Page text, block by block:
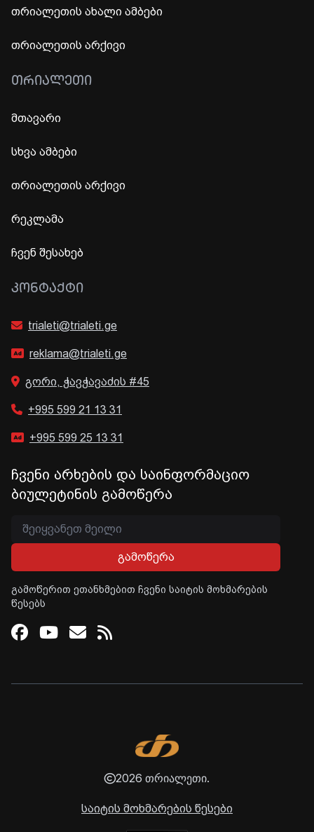
თრიალეთის ახალი ამბები
თრიალეთის არქივი
ᲗᲠᲘᲐᲚᲔᲗᲘ
მთავარი
სხვა ამბები
თრიალეთის არქივი
რეკლამა
ჩვენ შესახებ
ᲙᲝᲜᲢᲐᲥᲢᲘ
trialeti@trialeti.ge
reklama@trialeti.ge
გორი, ჭავჭავაძის #45
+995 599 21 13 31
+995 599 25 13 31
ჩვენი არხების და საინფორმაციო
ბიულეტინის გამოწერა
გამოწერა
გამოწერით ეთანხმებით ჩვენი საიტის მოხმარების
წესებს
Facebook
Youtube
Email
RSS
2026 თრიალეთი.
საიტის მოხმარების წესები